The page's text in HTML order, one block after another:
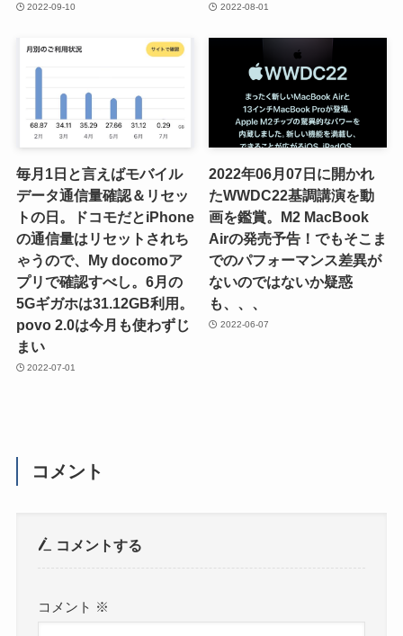
2022-09-10 2022-08-01
毎月1日と言えばモバイル
データ通信量確認＆リセッ
トの日。ドコモだとiPhone
の通信量はリセットされち
ゃうので、My docomoア
プリで確認すべし。6月の
5Gギガホは31.12GB利用。
povo 2.0は今月も使わずじ
まい
2022-07-01
2022年06月07日に開かれ
たWWDC22基調講演を動
画を鑑賞。M2 MacBook
Airの発売予告！でもそこま
でのパフォーマンス差異が
ないのではないか疑惑
も、、、
2022-06-07
コメント
コメントする
コメント ※